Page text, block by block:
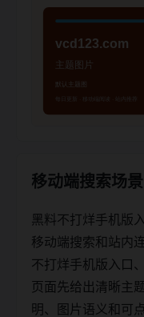
移动端搜索场景
黑料不打烊手机版
移动端搜索和站内
不打烊手机版入口
页面先给出清晰主
明、图片语义和可